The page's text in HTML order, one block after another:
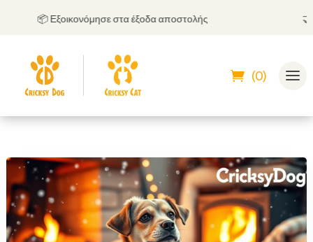
📦 Εξοικονόμησε στα έξοδα αποστολής
(0)